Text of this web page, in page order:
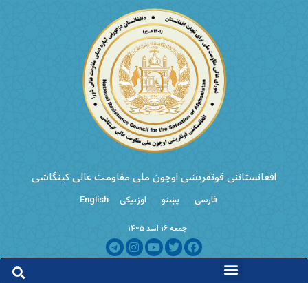
افغانستاننی قوتقریشی اوچون ملی مقاومت عالی کینگاشی
فارسی پښتو اوزبیکی English
جمعه ۱۶ اسد ۱۴۰۵